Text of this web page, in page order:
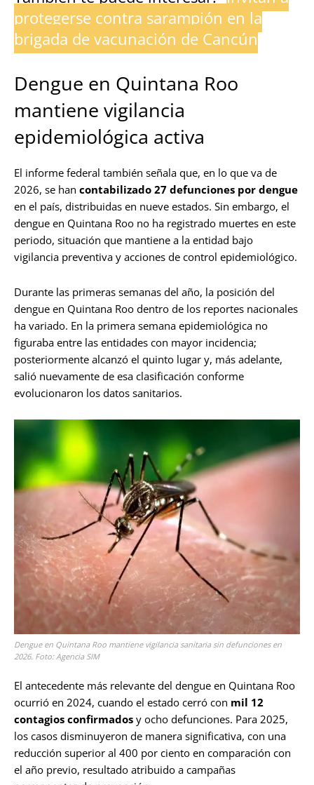
protegerse contra sarampión en la
brigada de vacunación de Cancún
Dengue en Quintana Roo
mantiene vigilancia
epidemiológica activa
El informe federal también señala que, en lo que va de
2026, se han contabilizado 27 defunciones por dengue
en el país, distribuidas en nueve estados. Sin embargo, el
dengue en Quintana Roo no ha registrado muertes en este
periodo, situación que mantiene a la entidad bajo
vigilancia preventiva y acciones de control epidemiológico.
Durante las primeras semanas del año, la posición del
dengue en Quintana Roo dentro de los reportes nacionales
ha variado. En la primera semana epidemiológica no
figuraba entre las entidades con mayor incidencia;
posteriormente alcanzó el quinto lugar y, más adelante,
salió nuevamente de esa clasificación conforme
evolucionaron los datos sanitarios.
Dengue en Quintana Roo mantiene vigilancia sanitaria sin defunciones en
2026. Foto: Agencia SIM
El antecedente más relevante del dengue en Quintana Roo
ocurrió en 2024, cuando el estado cerró con mil 12
contagios confirmados y ocho defunciones. Para 2025,
los casos disminuyeron de manera significativa, con una
reducción superior al 400 por ciento en comparación con
el año previo, resultado atribuido a campañas